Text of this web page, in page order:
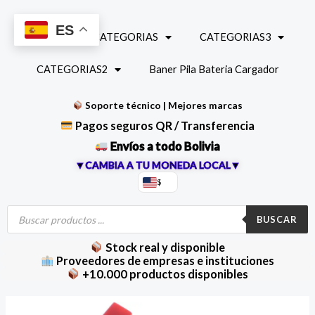
contenido
INICIO CATEGORIAS CATEGORIAS3
CATEGORIAS2 Baner Pila Bateria Cargador
Soporte técnico | Mejores marcas
Pagos seguros QR / Transferencia
Envíos a todo Bolivia
▼CAMBIA A TU MONEDA LOCAL▼
$
Búsqueda
productos
BUSCAR
Stock real y disponible
Proveedores de empresas e instituciones
+10.000 productos disponibles
ES